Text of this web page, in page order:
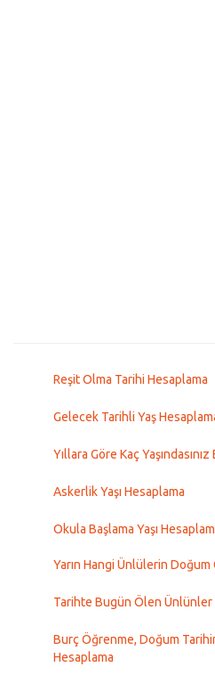
Reşit Olma Tarihi Hesaplama
Gelecek Tarihli Yaş
Yıllara Göre Kaç Yaşındasınız
Askerlik Yaşı Hesaplama
Okula Başlama Yaşı
Yarın Hangi Ünlülerin Doğum
Tarihte Bugün Ölen Ünlünler
Burç Öğrenme, Doğum
Hesaplama